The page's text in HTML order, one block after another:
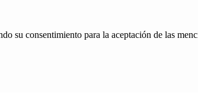
su consentimiento para la aceptación de las